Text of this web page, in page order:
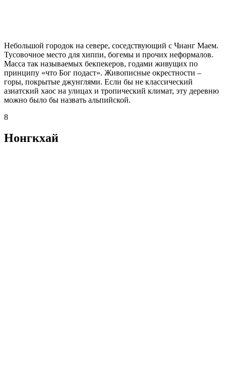
Небольшой городок на севере, соседствующий с Чианг Маем.
Тусовочное место для хиппи, богемы и прочих неформалов.
Масса так называемых бекпекеров, годами живущих по
принципу «что Бог подаст». Живописные окрестности –
горы, покрытые джунглями. Если бы не классический
азиатский хаос на улицах и тропический климат, эту деревню
можно было бы назвать альпийской.
8
Нонгкхай